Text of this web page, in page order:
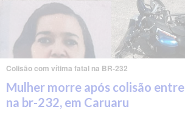
Colisão com vítima fatal na BR-232
Mulher morre após colisão
na br-232, em Caruaru